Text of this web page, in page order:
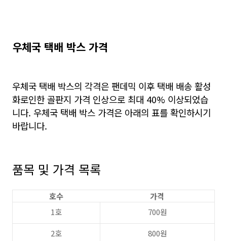
우체국 택배 박스 가격
우체국 택배 박스의 각격은 팬데믹 이후 택배 배송 활성
화로인한 골판지 가격 인상으로 최대 40% 이상되었습
니다. 우체국 택배 박스 가격은 아래의 표를 확인하시기
바랍니다.
품목 및 가격 목록
호수
가격
1호
700원
2호
800원